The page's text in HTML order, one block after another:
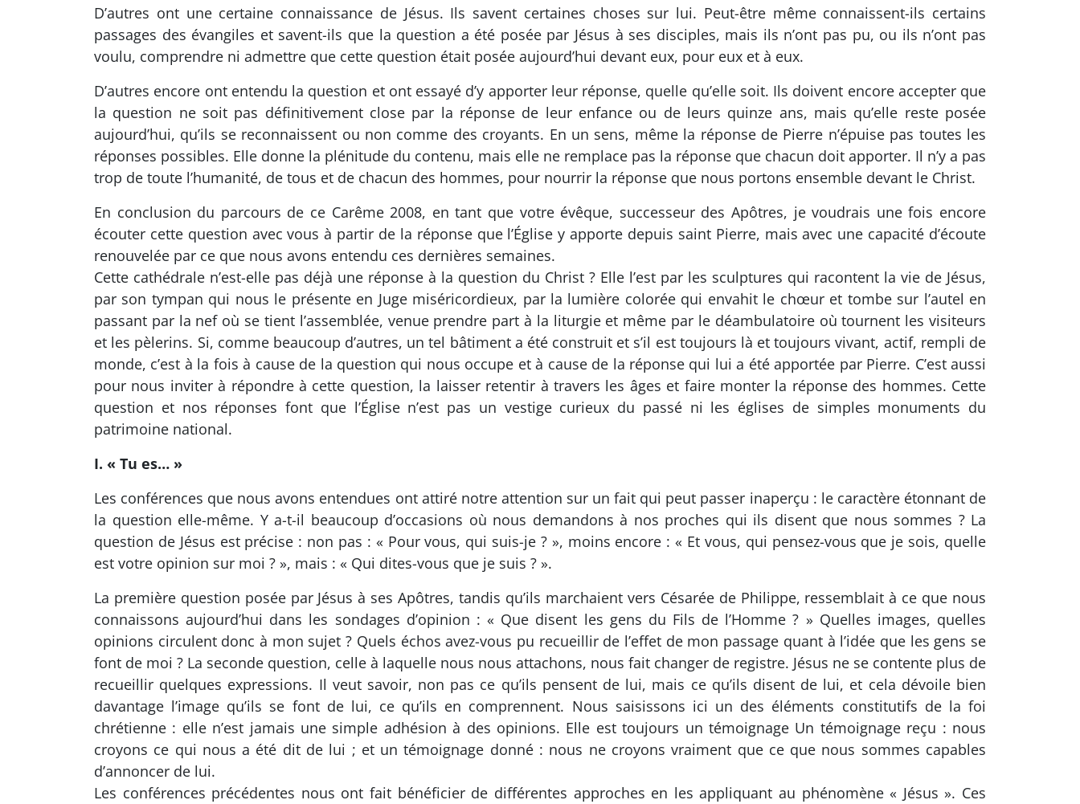
D’autres ont une certaine connaissance de Jésus. Ils savent certaines choses sur lui. Peut-être même connaissent-ils certains
passages des évangiles et savent-ils que la question a été posée par Jésus à ses disciples, mais ils n’ont pas pu, ou ils n’ont pas
voulu, comprendre ni admettre que cette question était posée aujourd’hui devant eux, pour eux et à eux.
D’autres encore ont entendu la question et ont essayé d’y apporter leur réponse, quelle qu’elle soit. Ils doivent encore accepter que
la question ne soit pas définitivement close par la réponse de leur enfance ou de leurs quinze ans, mais qu’elle reste posée
aujourd’hui, qu’ils se reconnaissent ou non comme des croyants. En un sens, même la réponse de Pierre n’épuise pas toutes les
réponses possibles. Elle donne la plénitude du contenu, mais elle ne remplace pas la réponse que chacun doit apporter. Il n’y a pas
trop de toute l’humanité, de tous et de chacun des hommes, pour nourrir la réponse que nous portons ensemble devant le Christ.
En conclusion du parcours de ce Carême 2008, en tant que votre évêque, successeur des Apôtres, je voudrais une fois encore
écouter cette question avec vous à partir de la réponse que l’Église y apporte depuis saint Pierre, mais avec une capacité d’écoute
renouvelée par ce que nous avons entendu ces dernières semaines.
Cette cathédrale n’est-elle pas déjà une réponse à la question du Christ ? Elle l’est par les sculptures qui racontent la vie de Jésus,
par son tympan qui nous le présente en Juge miséricordieux, par la lumière colorée qui envahit le chœur et tombe sur l’autel en
passant par la nef où se tient l’assemblée, venue prendre part à la liturgie et même par le déambulatoire où tournent les visiteurs
et les pèlerins. Si, comme beaucoup d’autres, un tel bâtiment a été construit et s’il est toujours là et toujours vivant, actif, rempli de
monde, c’est à la fois à cause de la question qui nous occupe et à cause de la réponse qui lui a été apportée par Pierre. C’est aussi
pour nous inviter à répondre à cette question, la laisser retentir à travers les âges et faire monter la réponse des hommes. Cette
question et nos réponses font que l’Église n’est pas un vestige curieux du passé ni les églises de simples monuments du
patrimoine national.
I. « Tu es… »
Les conférences que nous avons entendues ont attiré notre attention sur un fait qui peut passer inaperçu : le caractère étonnant de
la question elle-même. Y a-t-il beaucoup d’occasions où nous demandons à nos proches qui ils disent que nous sommes ? La
question de Jésus est précise : non pas : « Pour vous, qui suis-je ? », moins encore : « Et vous, qui pensez-vous que je sois, quelle
est votre opinion sur moi ? », mais : « Qui dites-vous que je suis ? ».
La première question posée par Jésus à ses Apôtres, tandis qu’ils marchaient vers Césarée de Philippe, ressemblait à ce que nous
connaissons aujourd’hui dans les sondages d’opinion : « Que disent les gens du Fils de l’Homme ? » Quelles images, quelles
opinions circulent donc à mon sujet ? Quels échos avez-vous pu recueillir de l’effet de mon passage quant à l’idée que les gens se
font de moi ? La seconde question, celle à laquelle nous nous attachons, nous fait changer de registre. Jésus ne se contente plus de
recueillir quelques expressions. Il veut savoir, non pas ce qu’ils pensent de lui, mais ce qu’ils disent de lui, et cela dévoile bien
davantage l’image qu’ils se font de lui, ce qu’ils en comprennent. Nous saisissons ici un des éléments constitutifs de la foi
chrétienne : elle n’est jamais une simple adhésion à des opinions. Elle est toujours un témoignage Un témoignage reçu : nous
croyons ce qui nous a été dit de lui ; et un témoignage donné : nous ne croyons vraiment que ce que nous sommes capables
d’annoncer de lui.
Les conférences précédentes nous ont fait bénéficier de différentes approches en les appliquant au phénomène « Jésus ». Ces